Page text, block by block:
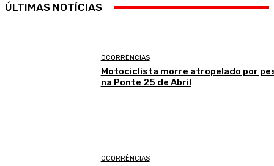
ÚLTIMAS NOTÍCIAS
OCORRÊNCIAS
Motociclista morre atropelado por
na Ponte 25 de Abril
OCORRÊNCIAS